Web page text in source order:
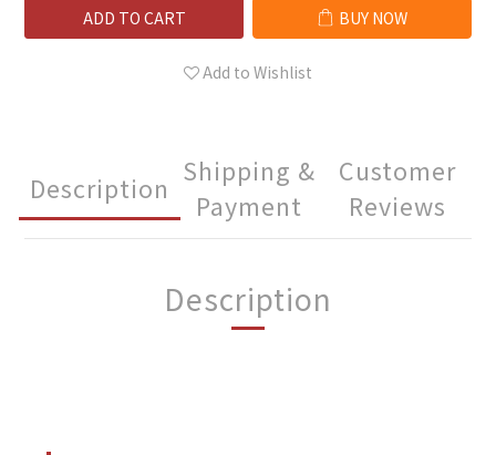
ADD TO CART BUY NOW
Add to Wishlist
Description
Shipping &
Payment
Customer
Reviews
Description